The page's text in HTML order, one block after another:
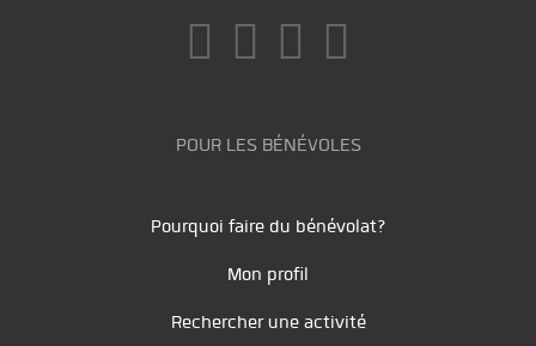
POUR LES BÉNÉVOLES
Pourquoi faire du bénévolat?
Mon profil
Rechercher une activité